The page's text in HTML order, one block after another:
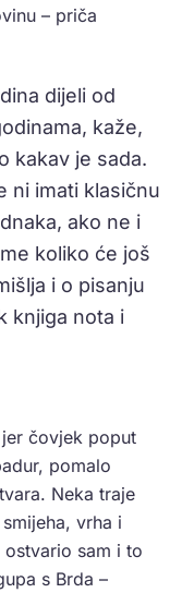
– priča
dijeli od
kaže,
kakav je sada.
ni imati klasičnu
ako ne i
koliko će još
i o pisanju
knjiga nota i
čovjek poput
pomalo
Neka traje
vrha i
sam i to
s Brda –